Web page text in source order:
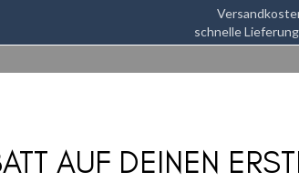
AUF DEINEN
schnelle